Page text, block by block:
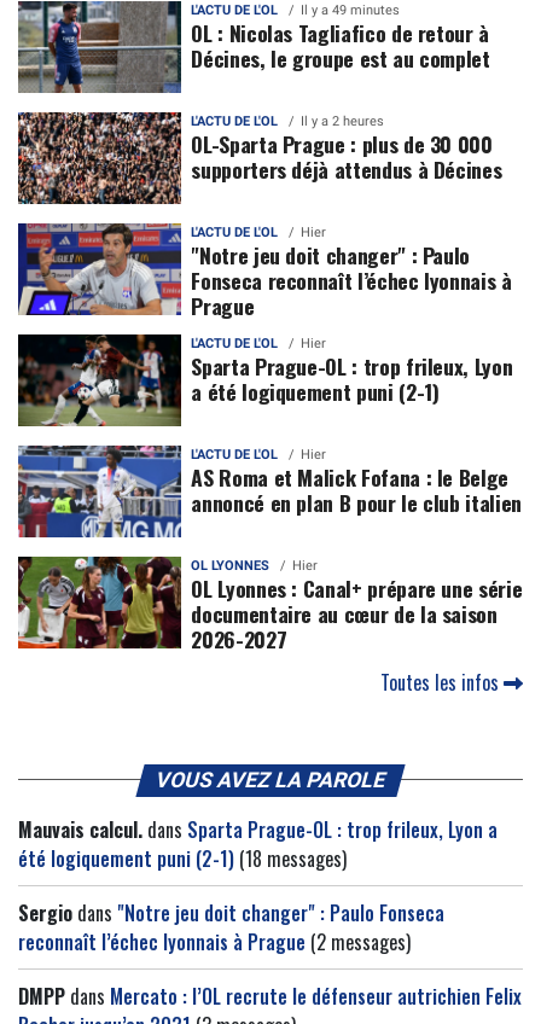
L'ACTU DE L'OL Il y a 49 minutes
OL : Nicolas Tagliafico de retour à
Décines, le groupe est au complet
L'ACTU DE L'OL Il y a 2 heures
OL-Sparta Prague : plus de 30 000
supporters déjà attendus à Décines
L'ACTU DE L'OL Hier
"Notre jeu doit changer" : Paulo
Fonseca reconnaît l’échec lyonnais à
Prague
L'ACTU DE L'OL Hier
Sparta Prague-OL : trop frileux, Lyon
a été logiquement puni (2-1)
L'ACTU DE L'OL Hier
AS Roma et Malick Fofana : le Belge
annoncé en plan B pour le club italien
OL LYONNES Hier
OL Lyonnes : Canal+ prépare une série
documentaire au cœur de la saison
2026-2027
Toutes les infos
VOUS AVEZ LA PAROLE
Mauvais calcul. dans Sparta Prague-OL : trop frileux, Lyon a
été logiquement puni (2-1) (18 messages)
Sergio dans "Notre jeu doit changer" : Paulo Fonseca
reconnaît l’échec lyonnais à Prague (2 messages)
DMPP dans Mercato : l’OL recrute le défenseur autrichien Felix